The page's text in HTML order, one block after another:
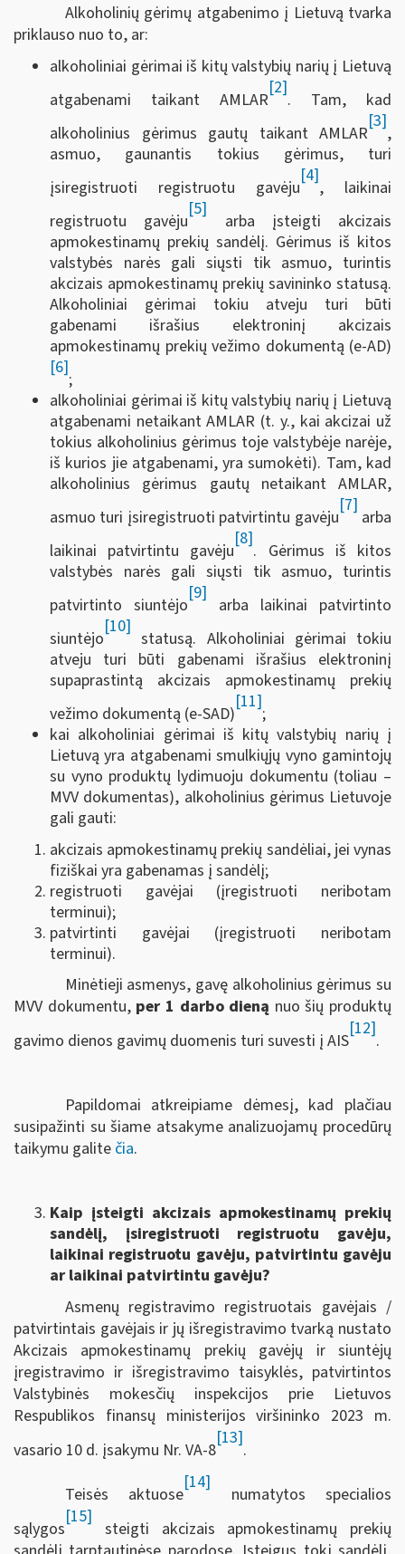
Alkoholinių gėrimų atgabenimo į Lietuvą tvarka
priklauso nuo to, ar:
alkoholiniai gėrimai iš kitų valstybių narių į Lietuvą
atgabenami taikant AMLAR
[2]
. Tam, kad
alkoholinius gėrimus gautų taikant AMLAR
[3]
,
asmuo, gaunantis tokius gėrimus, turi
įsiregistruoti registruotu gavėju
[4]
, laikinai
registruotu gavėju
[5]
arba įsteigti akcizais
apmokestinamų prekių sandėlį. Gėrimus iš kitos
valstybės narės gali siųsti tik asmuo, turintis
akcizais apmokestinamų prekių savininko statusą.
Alkoholiniai gėrimai tokiu atveju turi būti
gabenami išrašius elektroninį akcizais
apmokestinamų prekių vežimo dokumentą (e-AD)
[6]
;
alkoholiniai gėrimai iš kitų valstybių narių į Lietuvą
atgabenami netaikant AMLAR (t. y., kai akcizai už
tokius alkoholinius gėrimus toje valstybėje narėje,
iš kurios jie atgabenami, yra sumokėti). Tam, kad
alkoholinius gėrimus gautų netaikant AMLAR,
asmuo turi įsiregistruoti patvirtintu gavėju
[7]
arba
laikinai patvirtintu gavėju
[8]
. Gėrimus iš kitos
valstybės narės gali siųsti tik asmuo, turintis
patvirtinto siuntėjo
[9]
arba laikinai patvirtinto
siuntėjo
[10]
statusą. Alkoholiniai gėrimai tokiu
atveju turi būti gabenami išrašius elektroninį
supaprastintą akcizais apmokestinamų prekių
vežimo dokumentą (e-SAD)
[11]
;
kai alkoholiniai gėrimai iš kitų valstybių narių į
Lietuvą yra atgabenami smulkiųjų vyno gamintojų
su vyno produktų lydimuoju dokumentu (toliau –
MVV dokumentas), alkoholinius gėrimus Lietuvoje
gali gauti:
akcizais apmokestinamų prekių sandėliai, jei vynas
fiziškai yra gabenamas į sandėlį;
registruoti gavėjai (įregistruoti neribotam
terminui);
patvirtinti gavėjai (įregistruoti neribotam
terminui).
Minėtieji asmenys, gavę alkoholinius gėrimus su
MVV dokumentu, per 1 darbo dieną nuo šių produktų
gavimo dienos gavimų duomenis turi suvesti į AIS
[12]
.
Papildomai atkreipiame dėmesį, kad plačiau
susipažinti su šiame atsakyme analizuojamų procedūrų
taikymu galite čia.
Kaip įsteigti akcizais apmokestinamų prekių
sandėlį, įsiregistruoti registruotu gavėju,
laikinai registruotu gavėju, patvirtintu gavėju
ar laikinai patvirtintu gavėju?
Asmenų registravimo registruotais gavėjais /
patvirtintais gavėjais ir jų išregistravimo tvarką nustato
Akcizais apmokestinamų prekių gavėjų ir siuntėjų
įregistravimo ir išregistravimo taisyklės, patvirtintos
Valstybinės mokesčių inspekcijos prie Lietuvos
Respublikos finansų ministerijos viršininko 2023 m.
vasario 10 d. įsakymu Nr. VA-8
[13]
.
Teisės aktuose
[14]
numatytos specialios
sąlygos
[15]
steigti akcizais apmokestinamų prekių